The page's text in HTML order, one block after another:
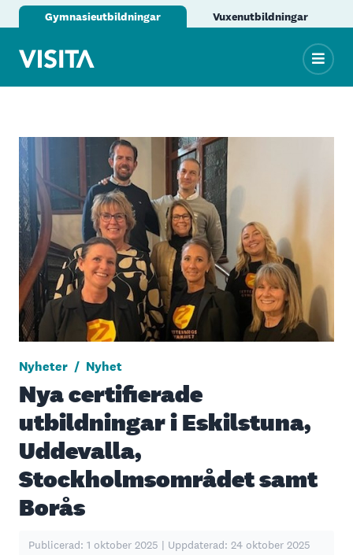
Gymnasieutbildningar Vuxenutbildningar
Nyheter / Nyhet
Nya certifierade
utbildningar i Eskilstuna,
Uddevalla,
Stockholmsområdet samt
Borås
Publicerad: 1 oktober 2025 | Uppdaterad: 24 oktober 2025